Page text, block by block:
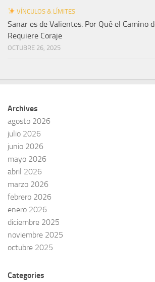
VÍNCULOS & LÍMITES
Sanar es de Valientes: Por Qué el Camino
Requiere Coraje
OCTUBRE 26, 2025
Archives
agosto 2026
julio 2026
junio 2026
mayo 2026
abril 2026
marzo 2026
febrero 2026
enero 2026
diciembre 2025
noviembre 2025
octubre 2025
Categories